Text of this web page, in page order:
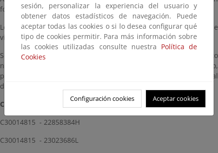
formato digital, en esta página.
Lo que se comunica por si desea hacer uso de este trámite de
vista o audiencia que se le concede”
Se adjunta relación de afectados y alegantes mediante documento
nacional de identidad, número de identidad de extranjero,
pasaporte o documento equivalente, así como referencia catastral
de parcelas afectadas:
CIF INTERESADOS
C30014815 - 22858384H
C30014815 - 23023686L
sesión, personalizar la experiencia del usuario y
obtener datos estadísticos de navegación. Puede
aceptar todas las cookies o si lo desea configurar qué
tipo de cookies permitir. Para más información sobre
las cookies utilizadas consulte nuestra Política de
Cookies
Configuración cookies Aceptar cookies